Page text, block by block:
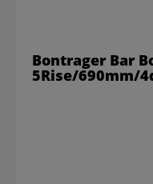
Bontrager Bar
5Rise/690mm/